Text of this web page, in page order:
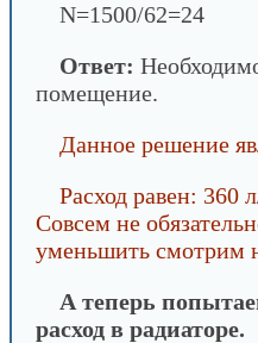
N=1500/62=24
Ответ:
помещение.
Данное решение
Расход равен: 360
Совсем не
уменьшить смотрим
А теперь
расход в радиаторе.